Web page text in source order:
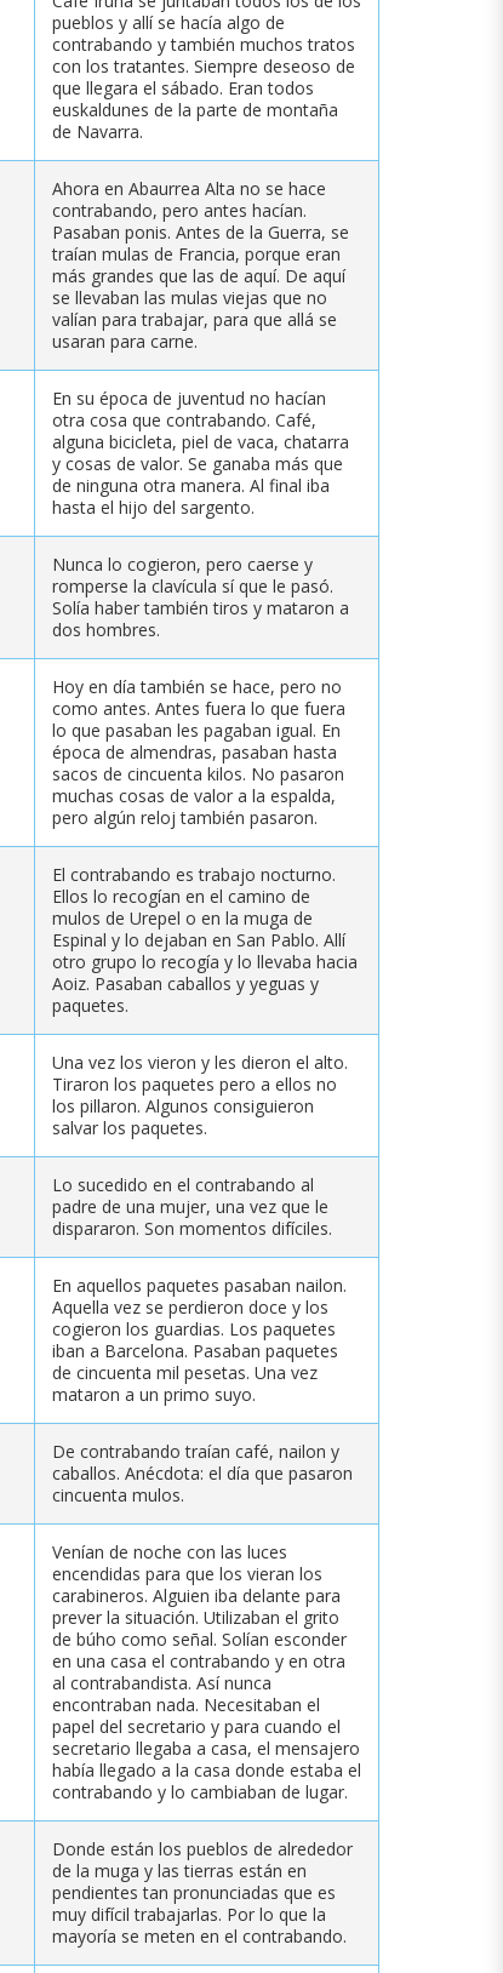
pueblos y allí se hacía algo de
contrabando y también muchos tratos
con los tratantes. Siempre deseoso de
que llegara el sábado. Eran todos
euskaldunes de la parte de montaña
de Navarra.
Ahora en Abaurrea Alta no se hace
contrabando, pero antes hacían.
Pasaban ponis. Antes de la Guerra, se
traían mulas de Francia, porque eran
más grandes que las de aquí. De aquí
se llevaban las mulas viejas que no
valían para trabajar, para que allá se
usaran para carne.
En su época de juventud no hacían
otra cosa que contrabando. Café,
alguna bicicleta, piel de vaca, chatarra
y cosas de valor. Se ganaba más que
de ninguna otra manera. Al final iba
hasta el hijo del sargento.
Nunca lo cogieron, pero caerse y
romperse la clavícula sí que le pasó.
Solía haber también tiros y mataron a
dos hombres.
Hoy en día también se hace, pero no
como antes. Antes fuera lo que fuera
lo que pasaban les pagaban igual. En
época de almendras, pasaban hasta
sacos de cincuenta kilos. No pasaron
muchas cosas de valor a la espalda,
pero algún reloj también pasaron.
El contrabando es trabajo nocturno.
Ellos lo recogían en el camino de
mulos de Urepel o en la muga de
Espinal y lo dejaban en San Pablo. Allí
otro grupo lo recogía y lo llevaba hacia
Aoiz. Pasaban caballos y yeguas y
paquetes.
Una vez los vieron y les dieron el alto.
Tiraron los paquetes pero a ellos no
los pillaron. Algunos consiguieron
salvar los paquetes.
Lo sucedido en el contrabando al
padre de una mujer, una vez que le
dispararon. Son momentos difíciles.
En aquellos paquetes pasaban nailon.
Aquella vez se perdieron doce y los
cogieron los guardias. Los paquetes
iban a Barcelona. Pasaban paquetes
de cincuenta mil pesetas. Una vez
mataron a un primo suyo.
De contrabando traían café, nailon y
caballos. Anécdota: el día que pasaron
cincuenta mulos.
Venían de noche con las luces
encendidas para que los vieran los
carabineros. Alguien iba delante para
prever la situación. Utilizaban el grito
de búho como señal. Solían esconder
en una casa el contrabando y en otra
al contrabandista. Así nunca
encontraban nada. Necesitaban el
papel del secretario y para cuando el
secretario llegaba a casa, el mensajero
había llegado a la casa donde estaba el
contrabando y lo cambiaban de lugar.
Donde están los pueblos de alrededor
de la muga y las tierras están en
pendientes tan pronunciadas que es
muy difícil trabajarlas. Por lo que la
mayoría se meten en el contrabando.